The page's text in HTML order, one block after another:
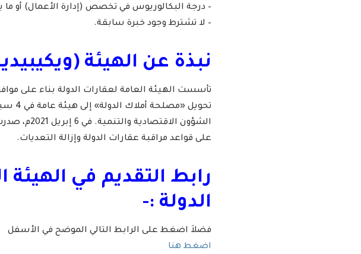
– درجة البكالوريوس في تخصص (إدارة الأعمال) أو ما
– لا تشترط وجود خبرة سابقة.
نبذة عن الهيئة
تأسست الهيئة العامة لعقارات الدولة بناء على
الشؤون
على قواعد مراقبة عقارات الدولة وإزالة التعديات.
رابط التقديم في الهيئة
الدولة :-
فضلاَ اضغط على الرابط التالي الموضح في الأسفل
اضغط هنا